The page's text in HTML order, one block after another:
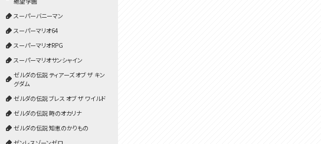
スーパーバニーマン
スーパーマリオ64
スーパーマリオRPG
スーパーマリオサンシャイン
ゼルダの伝説 ティアーズ オブ ザ キン
グダム
ゼルダの伝説 ブレス オブ ザ ワイルド
ゼルダの伝説 時のオカリナ
ゼルダの伝説 知恵のかりもの